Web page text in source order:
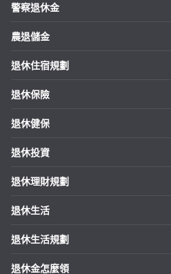
警察退休金
農退儲金
退休住宿規劃
退休保險
退休健保
退休投資
退休理財規劃
退休生活
退休生活規劃
退休金怎麼領